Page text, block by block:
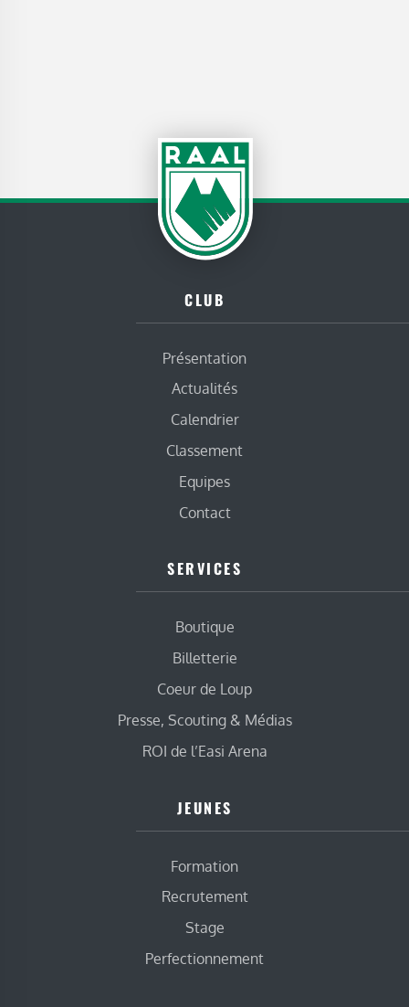
CLUB
Présentation
Actualités
Calendrier
Classement
Equipes
Contact
SERVICES
Boutique
Billetterie
Coeur de Loup
Presse, Scouting & Médias
ROI de l’Easi Arena
JEUNES
Formation
Recrutement
Stage
Perfectionnement